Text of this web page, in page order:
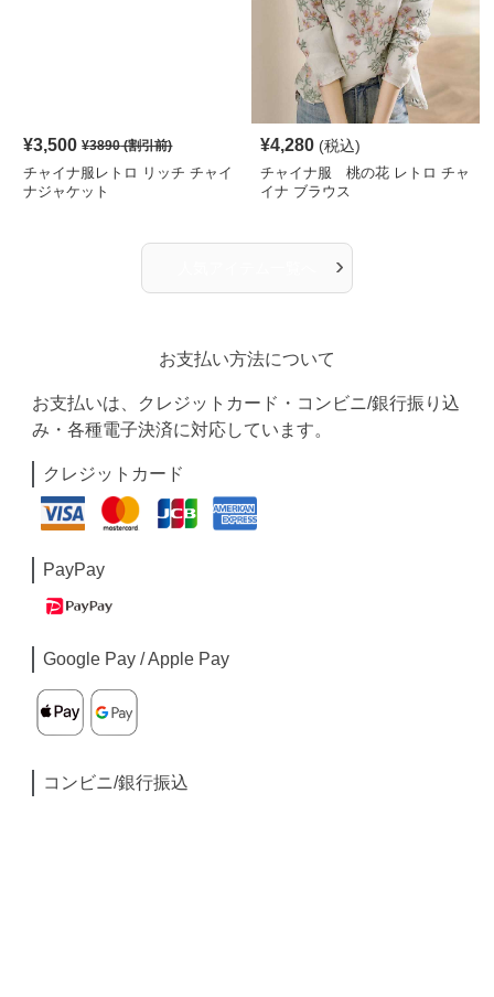
¥3,500 ¥3890(割引前)
チャイナ服レトロ リッチ チャイ
ナジャケット
¥4,280 (税込)
チャイナ服 桃の花 レトロ チャ
イナ ブラウス
›
お支払い方法について
お支払いは、クレジットカード・コンビニ/銀行振り込
み・各種電子決済に対応しています。
クレジットカード
PayPay
Google Pay / Apple Pay
コンビニ/銀行振込